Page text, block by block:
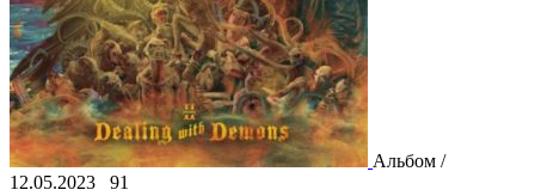
Альбом /
12.05.2023
91